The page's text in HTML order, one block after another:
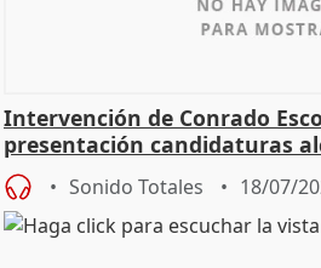
Intervención de Conrado
presentación candidaturas
Sonido Totales 18/07/